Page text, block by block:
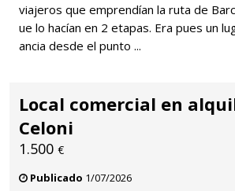
viajeros que emprendían la ruta de
ue lo hacían en 2 etapas. Era pues un
ancia desde el punto ...
Local comercial en
Celoni
1.500 €
Publicado 1/07/2026